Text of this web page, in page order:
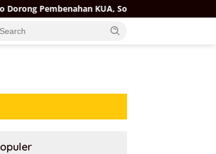
KUA, Soroti Fasilitas dan Kesejahteraan